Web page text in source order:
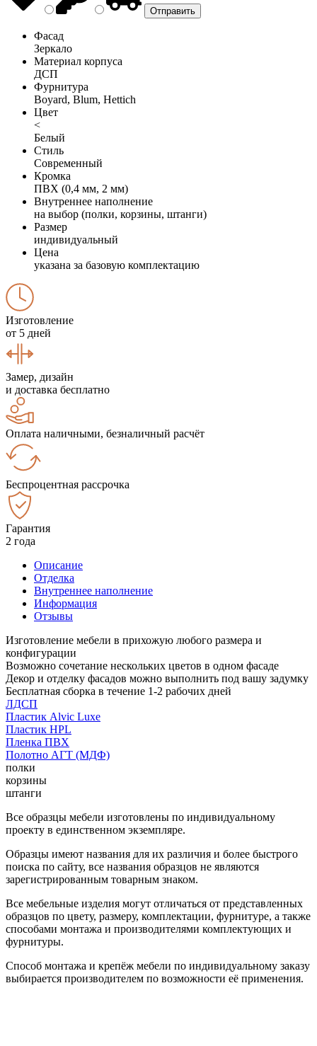
Фасад
Зеркало
Материал корпуса
ДСП
Фурнитура
Boyard, Blum, Hettich
Цвет
<
Белый
Стиль
Современный
Кромка
ПВХ (0,4 мм, 2 мм)
Внутреннее наполнение
на выбор (полки, корзины, штанги)
Размер
индивидуальный
Цена
указана за базовую комплектацию
Изготовление
от 5 дней
Замер, дизайн
и доставка бесплатно
Оплата наличными, безналичный расчёт
Беспроцентная рассрочка
Гарантия
2 года
Описание
Отделка
Внутреннее наполнение
Информация
Отзывы
Изготовление мебели в прихожую любого размера и
конфигурации
Возможно сочетание нескольких цветов в одном фасаде
Декор и отделку фасадов можно выполнить под вашу задумку
Бесплатная сборка в течение 1-2 рабочих дней
ЛДСП
Пластик Alvic Luxe
Пластик HPL
Пленка ПВХ
Полотно АГТ (МДФ)
полки
корзины
штанги
Все образцы мебели изготовлены по индивидуальному
проекту в единственном экземпляре.
Образцы имеют названия для их различия и более быстрого
поиска по сайту, все названия образцов не являются
зарегистрированным товарным знаком.
Все мебельные изделия могут отличаться от представленных
образцов по цвету, размеру, комплектации, фурнитуре, а также
способами монтажа и производителями комплектующих и
фурнитуры.
Способ монтажа и крепёж мебели по индивидуальному заказу
выбирается производителем по возможности её применения.